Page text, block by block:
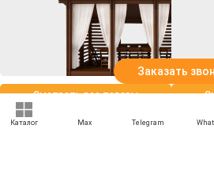
Смотреть все товары
Заказать
Каталог Max Telegram